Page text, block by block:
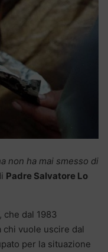
non ha mai smesso di
Padre Salvatore Lo
che dal 1983
chi vuole uscire dal
per la situazione